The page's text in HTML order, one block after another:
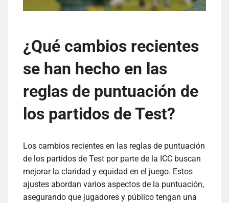
¿Qué cambios recientes
se han hecho en las
reglas de puntuación de
los partidos de Test?
Los cambios recientes en las reglas de puntuación
de los partidos de Test por parte de la ICC buscan
mejorar la claridad y equidad en el juego. Estos
ajustes abordan varios aspectos de la puntuación,
asegurando que jugadores y público tengan una